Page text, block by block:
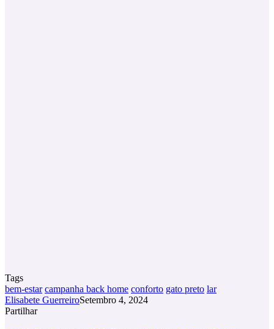
Tags
bem-estar campanha back home conforto gato preto lar
Elisabete GuerreiroSetembro 4, 2024
Partilhar